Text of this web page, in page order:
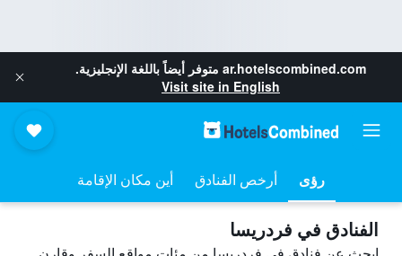
ar.hotelscombined.com متوفر أيضاً باللغة الإنجليزية.
Visit site in English
رؤى أرخص الفنادق أين مكان الإقامة
الفنادق في فردريسا